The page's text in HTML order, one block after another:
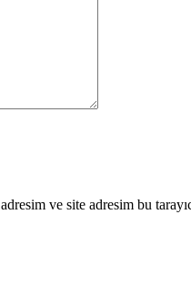
ve site adresim bu